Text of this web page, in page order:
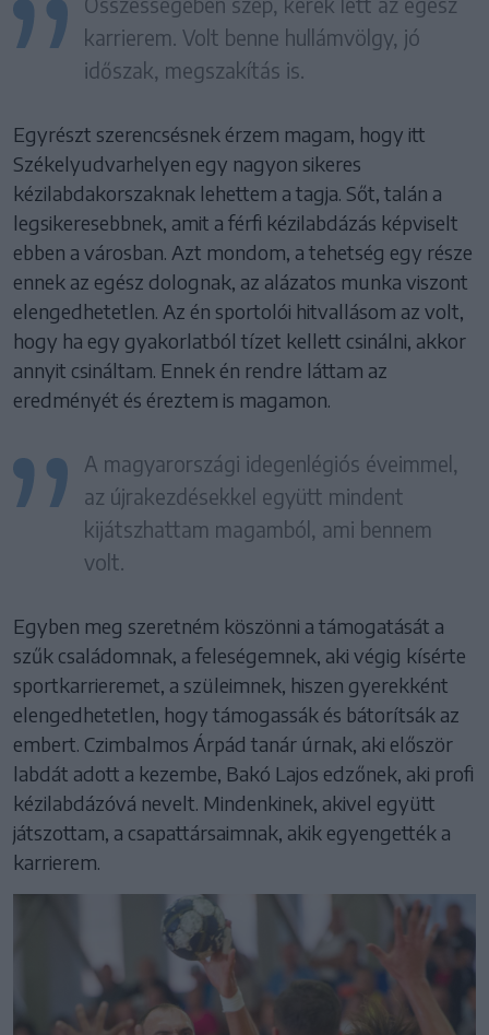
karrierem. Volt benne hullámvölgy, jó
időszak, megszakítás is.
Egyrészt szerencsésnek érzem magam, hogy itt
Székelyudvarhelyen egy nagyon sikeres
kézilabdakorszaknak lehettem a tagja. Sőt, talán a
legsikeresebbnek, amit a férfi kézilabdázás képviselt
ebben a városban. Azt mondom, a tehetség egy része
ennek az egész dolognak, az alázatos munka viszont
elengedhetetlen. Az én sportolói hitvallásom az volt,
hogy ha egy gyakorlatból tízet kellett csinálni, akkor
annyit csináltam. Ennek én rendre láttam az
eredményét és éreztem is magamon.
A magyarországi idegenlégiós éveimmel,
az újrakezdésekkel együtt mindent
kijátszhattam magamból, ami bennem
volt.
Egyben meg szeretném köszönni a támogatását a
szűk családomnak, a feleségemnek, aki végig kísérte
sportkarrieremet, a szüleimnek, hiszen gyerekként
elengedhetetlen, hogy támogassák és bátorítsák az
embert. Czimbalmos Árpád tanár úrnak, aki először
labdát adott a kezembe, Bakó Lajos edzőnek, aki profi
kézilabdázóvá nevelt. Mindenkinek, akivel együtt
játszottam, a csapattársaimnak, akik egyengették a
karrierem.